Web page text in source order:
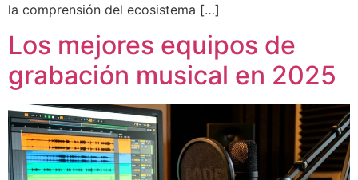
la comprensión del ecosistema […]
Los mejores equipos de
grabación musical en 2025